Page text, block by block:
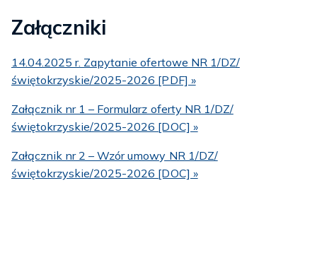
Załączniki
14.04.2025 r. Zapytanie ofertowe NR 1/DZ/
świętokrzyskie/2025-2026 [PDF] »
Załącznik nr 1 – Formularz oferty NR 1/DZ/
świętokrzyskie/2025-2026 [DOC] »
Załącznik nr 2 – Wzór umowy NR 1/DZ/
świętokrzyskie/2025-2026 [DOC] »